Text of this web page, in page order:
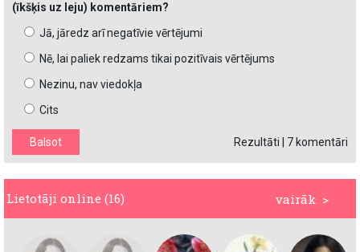
(īkšķis uz leju) komentāriem?
Jā, jāredz arī negatīvie vērtējumi
Nē, lai paliek redzams tikai pozitīvais vērtējums
Nezinu, nav viedokļa
Cits
Rezultāti 7 komentāri
vairāk >
Lietotāji online (16)